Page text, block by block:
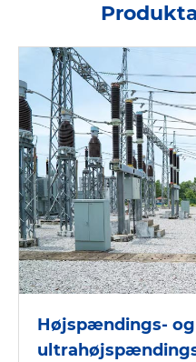
Højspændings- og